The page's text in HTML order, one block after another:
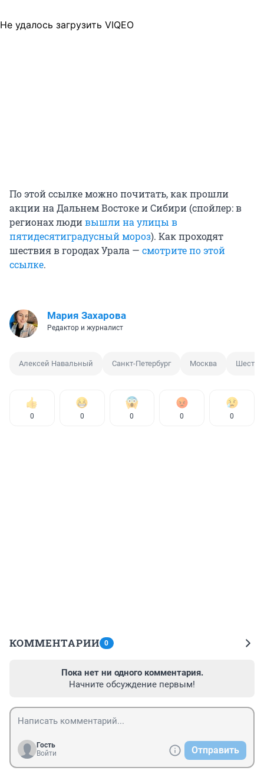
Не удалось загрузить VIQEO
По этой ссылке можно почитать, как прошли
акции на Дальнем Востоке и Сибири (спойлер: в
регионах людивышли на улицы в
пятидесятиградусный мороз). Как проходят
шествия в городах Урала — смотрите по этой
ссылке.
Мария Захарова
Редактор и журналист
Алексей Навальный Санкт-Петербург Москва
0 0 0 0 0
КОММЕНТАРИИ 0
Пока нет ни одного комментария.
Начните обсуждение первым!
Гость
Войти
Отправить